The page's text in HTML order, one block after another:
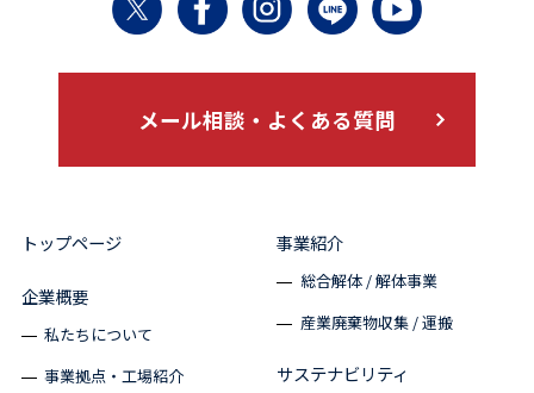
メール相談・よくある質問
トップページ
企業概要
私たちについて
事業拠点・工場紹介
事業紹介
総合解体 / 解体事業
産業廃棄物収集 / 運搬
サステナビリティ